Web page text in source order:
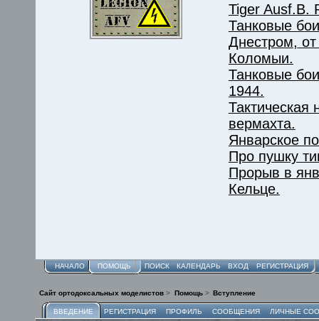
Tiger Ausf.B.
Танковые
Днестром,
Коломыи.
Танковые
1944.
Тактическая
вермахта.
Январское
Про пушку
Прорыв в
Кельце.
НАЧАЛО ПОМОЩЬ ПОИСК КАЛЕНДАРЬ ВХОД РЕГИСТРАЦИЯ
Сайт ортодоксальных моделистов > Помощь> Вступление
ВВЕДЕНИЕ РЕГИСТРАЦИЯ ПРОФИЛЬ СООБЩЕНИЯ ЛИЧНЫЕ